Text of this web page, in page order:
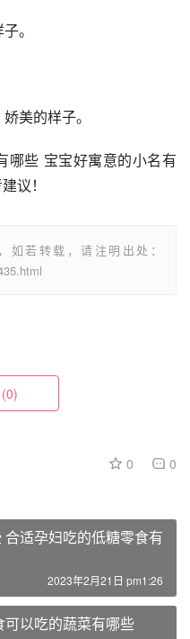
。
美的样子。
哪些 宝宝好寓意的小名有
议！
若转载，请注明出处：
(0)
0 0
适孕妇吃的低糖零食有
2023年2月21日 pm1:26
以吃的蔬菜有哪些